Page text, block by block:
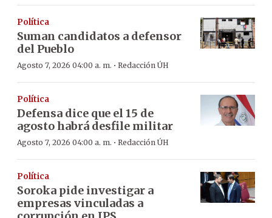
Política
Suman candidatos a defensor
del Pueblo
Agosto 7, 2026 04:00 a. m. · Redacción ÚH
Política
Defensa dice que el 15 de
agosto habrá desfile militar
Agosto 7, 2026 04:00 a. m. · Redacción ÚH
Política
Soroka pide investigar a
empresas vinculadas a